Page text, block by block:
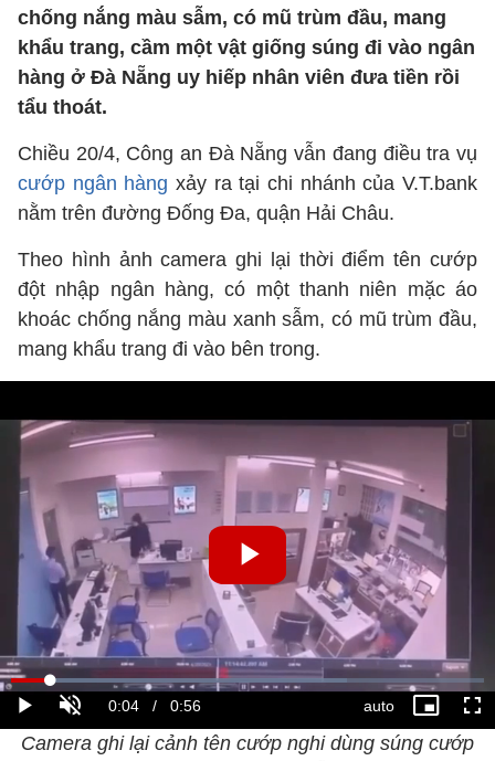
chống nắng màu sẫm, có mũ trùm đầu, mang
khẩu trang, cầm một vật giống súng đi vào ngân
hàng ở Đà Nẵng uy hiếp nhân viên đưa tiền rồi
tẩu thoát.
Chiều 20/4, Công an Đà Nẵng vẫn đang điều tra vụ
cướp ngân hàng xảy ra tại chi nhánh của V.T.bank
nằm trên đường Đống Đa, quận Hải Châu.
Theo hình ảnh camera ghi lại thời điểm tên cướp
đột nhập ngân hàng, có một thanh niên mặc áo
khoác chống nắng màu xanh sẫm, có mũ trùm đầu,
mang khẩu trang đi vào bên trong.
Camera ghi lại cảnh tên cướp nghi dùng súng cướp